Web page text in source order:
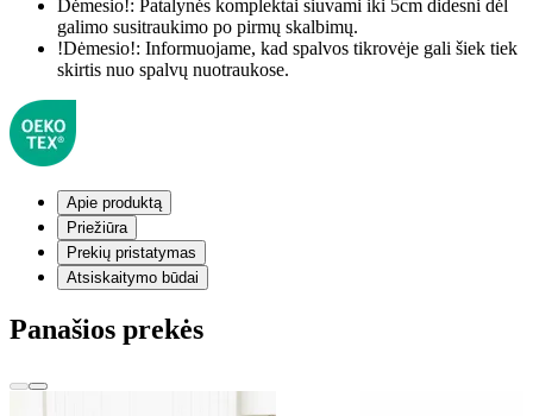
Dėmesio!: Patalynės komplektai siuvami iki 5cm didesni dėl
galimo susitraukimo po pirmų skalbimų.
!Dėmesio!: Informuojame, kad spalvos tikrovėje gali šiek tiek
skirtis nuo spalvų nuotraukose.
Apie produktą
Priežiūra
Prekių pristatymas
Atsiskaitymo būdai
Panašios prekės